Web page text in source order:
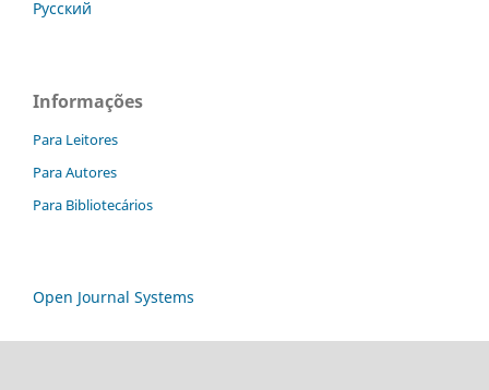
Русский
Informações
Para Leitores
Para Autores
Para Bibliotecários
Open Journal Systems